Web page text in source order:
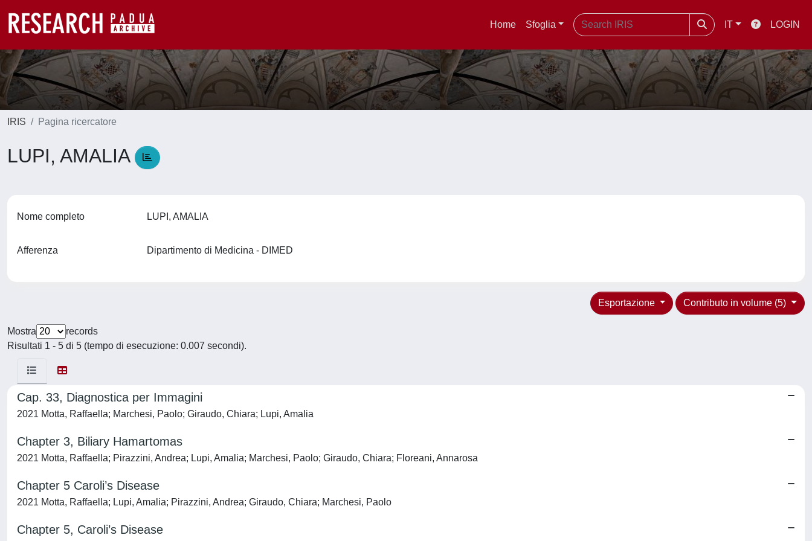
Home Sfoglia IT LOGIN
IRIS Pagina ricercatore
LUPI, AMALIA
Nome completo LUPI, AMALIA
Afferenza Dipartimento di Medicina - DIMED
Contributo in volume (5)
Esportazione
Mostra
records
Risultati 1 - 5 di 5 (tempo di esecuzione: 0.007 secondi).
Cap. 33, Diagnostica per Immagini
2021 Motta, Raffaella; Marchesi, Paolo; Giraudo, Chiara; Lupi, Amalia
Chapter 3, Biliary Hamartomas
2021 Motta, Raffaella; Pirazzini, Andrea; Lupi, Amalia; Marchesi, Paolo; Giraudo, Chiara; Floreani, Annarosa
Chapter 5 Caroli’s Disease
2021 Motta, Raffaella; Lupi, Amalia; Pirazzini, Andrea; Giraudo, Chiara; Marchesi, Paolo
Chapter 5, Caroli’s Disease